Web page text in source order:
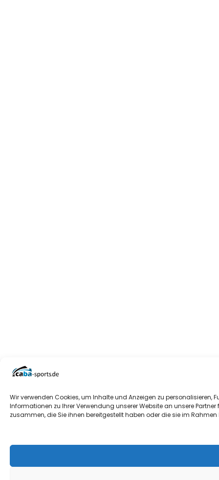
Wir verwenden Cookies, um Inhalte und Anzeigen zu
Informationen zu Ihrer Verwendung unserer Website an unsere
zusammen, die Sie ihnen bereitgestellt haben oder die sie im